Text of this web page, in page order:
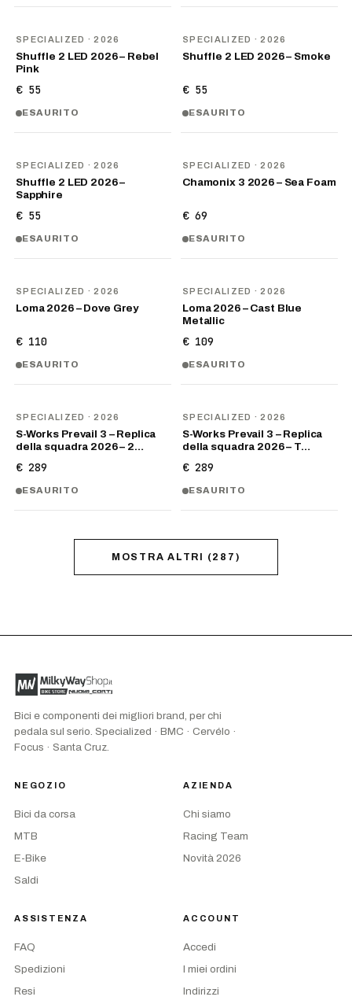
SPECIALIZED · 2026
Shuffle 2 LED 2026 – Rebel
Pink
€ 55
ESAURITO
SPECIALIZED · 2026
Shuffle 2 LED 2026 – Smoke
€ 55
ESAURITO
SPECIALIZED · 2026
Shuffle 2 LED 2026 –
Sapphire
€ 55
ESAURITO
SPECIALIZED · 2026
Chamonix 3 2026 – Sea Foam
€ 69
ESAURITO
SPECIALIZED · 2026
Loma 2026 – Dove Grey
€ 110
ESAURITO
SPECIALIZED · 2026
Loma 2026 – Cast Blue
Metallic
€ 109
ESAURITO
SPECIALIZED · 2026
S-Works Prevail 3 – Replica
della squadra 2026 – 2…
€ 289
ESAURITO
SPECIALIZED · 2026
S-Works Prevail 3 – Replica
della squadra 2026 – T…
€ 289
ESAURITO
MOSTRA ALTRI (287 )
Bici e componenti dei migliori brand, per chi
pedala sul serio. Specialized · BMC · Cervélo ·
Focus · Santa Cruz.
NEGOZIO
Bici da corsa
MTB
E-Bike
Saldi
AZIENDA
Chi siamo
Racing Team
Novità 2026
ASSISTENZA
FAQ
Spedizioni
Resi
ACCOUNT
Accedi
I miei ordini
Indirizzi